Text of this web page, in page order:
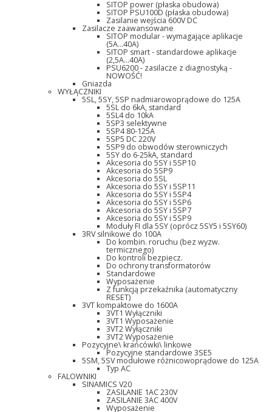
SITOP power (płaska obudowa)
SITOP PSU100D (płaska obudowa)
Zasilanie wejścia 600V DC
Zasilacze zaawansowane
SITOP modular - wymagające aplikacje
(5A...40A)
SITOP smart - standardowe aplikacje
(2,5A...40A)
PSU6200 - zasilacze z diagnostyką -
NOWOŚĆ!
Gniazda
WYŁĄCZNIKI
5SL, 5SY, 5SP nadmiarowoprądowe do 125A
5SL do 6kA, standard
5SL4 do 10kA
5SP3 selektywne
5SP4 80-125A
5SP5 DC 220V
5SP9 do obwodów sterowniczych
5SY do 6-25kA, standard
Akcesoria do 5SY i 5SP10
Akcesoria do 5SP9
Akcesoria do 5SL
Akcesoria do 5SY i 5SP11
Akcesoria do 5SY i 5SP4
Akcesoria do 5SY i 5SP6
Akcesoria do 5SY i 5SP7
Akcesoria do 5SY i 5SP9
Moduły FI dla 5SY (oprócz 5SY5 i 5SY60)
3RV silnikowe do 100A
Do kombin. roruchu (bez wyzw.
termicznego)
Do kontroli bezpiecz.
Do ochrony transformatorów
Standardowe
Wyposażenie
Z funkcją przekaźnika (automatyczny
RESET)
3VT kompaktowe do 1600A
3VT1 Wyłączniki
3VT1 Wyposażenie
3VT2 Wyłączniki
3VT2 Wyposażenie
Pozycyjne\ krańcówki\ linkowe
Pozycyjne standardowe 3SE5
5SM, 5SV modułowe różnicowoprądowe do 125A
Typ AC
FALOWNIKI
SINAMICS V20
ZASILANIE 1AC 230V
ZASILANIE 3AC 400V
Wyposażenie